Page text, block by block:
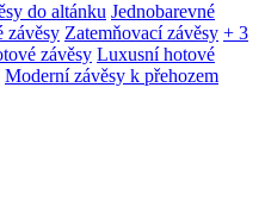
do altánku Jednobarevné
závěsy Zatemňovací závěsy + 3
závěsy Luxusní hotové
Moderní závěsy k přehozem